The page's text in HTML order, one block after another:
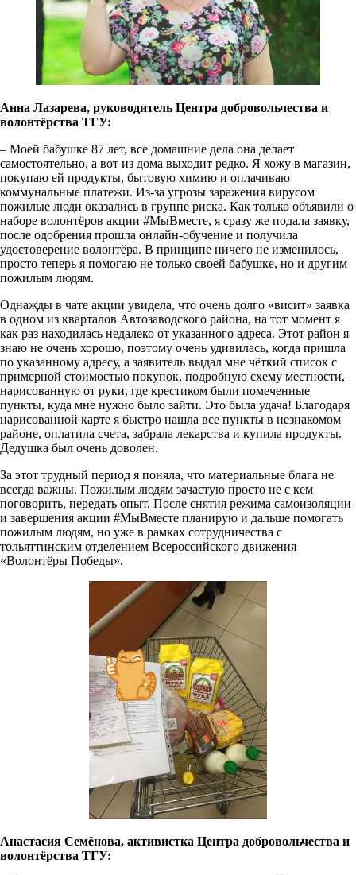
Анна Лазарева, руководитель Центра добровольчества и
волонтёрства ТГУ:
– Моей бабушке 87 лет, все домашние дела она делает
самостоятельно, а вот из дома выходит редко. Я хожу в магазин,
покупаю ей продукты, бытовую химию и оплачиваю
коммунальные платежи. Из-за угрозы заражения вирусом
пожилые люди оказались в группе риска. Как только объявили о
наборе волонтёров акции #МыВместе, я сразу же подала заявку,
после одобрения прошла онлайн-обучение и получила
удостоверение волонтёра. В принципе ничего не изменилось,
просто теперь я помогаю не только своей бабушке, но и другим
пожилым людям.
Однажды в чате акции увидела, что очень долго «висит» заявка
в одном из кварталов Автозаводского района, на тот момент я
как раз находилась недалеко от указанного адреса. Этот район я
знаю не очень хорошо, поэтому очень удивилась, когда пришла
по указанному адресу, а заявитель выдал мне чёткий список с
примерной стоимостью покупок, подробную схему местности,
нарисованную от руки, где крестиком были помеченные
пункты, куда мне нужно было зайти. Это была удача! Благодаря
нарисованной карте я быстро нашла все пункты в незнакомом
районе, оплатила счета, забрала лекарства и купила продукты.
Дедушка был очень доволен.
За этот трудный период я поняла, что материальные блага не
всегда важны. Пожилым людям зачастую просто не с кем
поговорить, передать опыт. После снятия режима самоизоляции
и завершения акции #МыВместе планирую и дальше помогать
пожилым людям, но уже в рамках сотрудничества с
тольяттинским отделением Всероссийского движения
«Волонтёры Победы».
Анастасия Семёнова, активистка Центра добровольчества и
волонтёрства ТГУ: